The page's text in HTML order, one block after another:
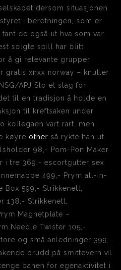
dersom situasjonen
i beretningen, som er
de også ut hva som var
solgte spill har blitt
å gi relevante grupper
gratis xnxx norway – knuller
APJ Slo et slag for
til en tradisjon å holde en
til kreftsaken under
kollegaen vart rart, men
køyre other så rykte han ut.
98,- Pom-Pon Maker
i tre 369,- escortgutter sex
499,- Prym all-in-
599,- Strikkenett,
138,- Strikkenett,
Magnetplate –
Needle Twister 105,-
og små anledninger 399,-
brudd på smittevern vil
banen for egenaktivitet i